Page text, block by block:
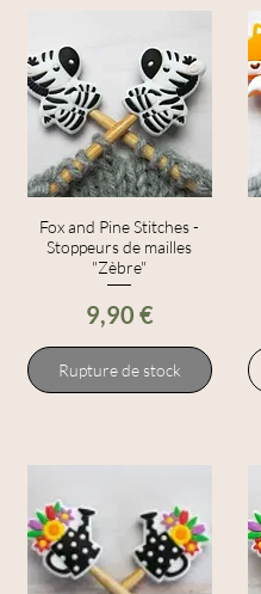
Aperçu rapide
Fox and Pine Stitches -
Stoppeurs de mailles
"Zèbre"
Prix
9,90 €
Rupture de stock